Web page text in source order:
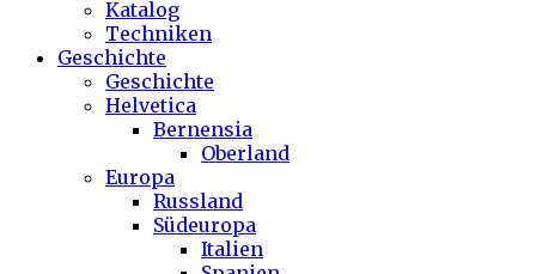
Katalog
Techniken
Geschichte
Geschichte
Helvetica
Bernensia
Oberland
Europa
Russland
Südeuropa
Italien